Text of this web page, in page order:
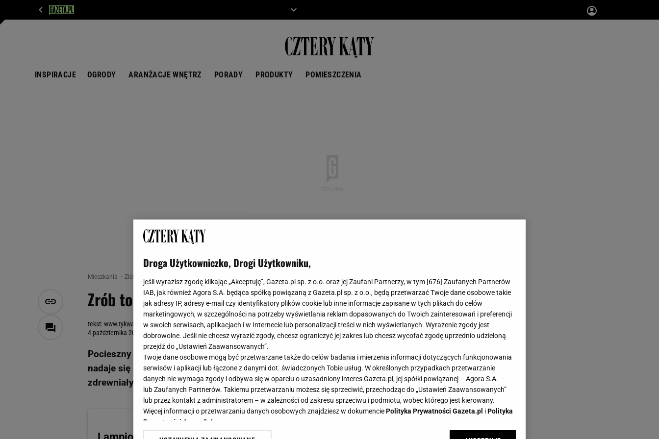
INSPIRACJE OGRODY ARANŻACJE WNĘTRZ PORADY PRODUKTY POMIESZCZENIA
Mieszkania Zielone Cztery Kąty
Zrób to sam. Bajkowa lampa z tykwy
tekst: www.tykwa.info, Małgorzata Gec, fot.: www.tykwa.info
4 października 2016, 14:38
Pocieszny butelkowaty kształt i duże rozmiary owocu, sprawiają, że tykwa doskonale
nadaje się do ręcznie robionych dekoracji. Zobaczcie jak samemu wykonać lampy ze
zdrewniałych owoców tykwy.
Droga Użytkowniczko, Drogi Użytkowniku,
jeśli wyrazisz zgodę klikając „Akceptuję”, Gazeta.pl sp. z o.o. oraz jej Zaufani Partnerzy, w tym [676] Zaufanych Partnerów
IAB, jak również Agora S.A. będąca spółką powiązaną z Gazeta.pl sp. z o.o., będą przetwarzać Twoje dane osobowe takie
jak adresy IP, adresy e-mail czy identyfikatory plików cookie lub inne informacje zapisane w tych plikach do celów
marketingowych, w szczególności na potrzeby wyświetlania reklam dopasowanych do Twoich zainteresowań i preferencji
w swoich serwisach, aplikacjach i w Internecie lub personalizacji treści w nich wyświetlanych. Wyrażenie zgody jest
dobrowolne. Jeśli nie chcesz wyrazić zgody, chcesz ograniczyć jej zakres lub chcesz wycofać zgodę uprzednio udzieloną
przejdź do „Ustawień Zaawansowanych”.
Twoje dane osobowe mogą być przetwarzane także do celów badania i mierzenia informacji dotyczących funkcjonowania
serwisów i aplikacji lub łączone z danymi dot. świadczonych Tobie usług. W określonych przypadkach przetwarzanie
danych nie wymaga zgody i odbywa się w oparciu o uzasadniony interes Gazeta.pl, jej spółki powiązanej – Agora S.A. –
lub Zaufanych Partnerów. Takiemu przetwarzaniu możesz się sprzeciwić, przechodząc do „Ustawień Zaawansowanych”
lub przez kontakt z administratorem – w zależności od zakresu sprzeciwu i podmiotu, wobec którego jest kierowany.
Więcej informacji o przetwarzaniu danych osobowych znajdziesz w dokumenciePolityka Prywatności Gazeta.pl iPolityka
Prywatności Agora S.A.